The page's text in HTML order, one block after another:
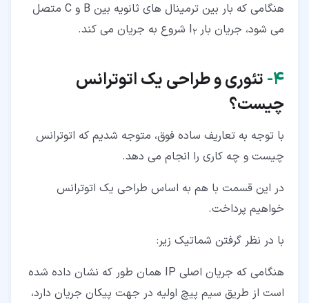
هنگامی که بار بین ترمینال های ثانویه بین B و C متصل
می شود، جریان بار I 2 شروع به جریان می کند.
۴‏- تئوری و طراحی یک اتوترانس
چیست؟
با توجه به تعاریف ساده فوق، متوجه شدیم که اتوترانس
چیست و چه کاری را انجام می دهد.
در این قسمت با هم به اساس طراحی یک اتوترانس
خواهیم پرداخت.
با در نظر گرفتن شماتیک زیر:
هنگامی که جریان اصلی IP همان طور که نشان داده شده
است از طریق سیم پیچ اولیه در جهت پیکان جریان دارد،